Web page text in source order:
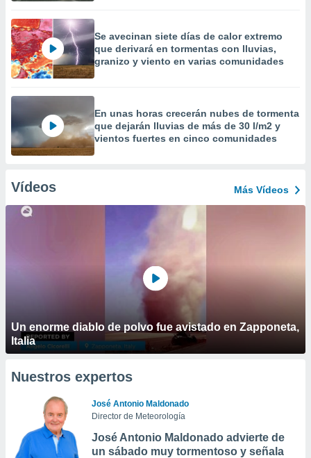
Se avecinan siete días de calor extremo
que derivará en tormentas con lluvias,
granizo y viento en varias comunidades
En unas horas crecerán nubes de tormenta
que dejarán lluvias de más de 30 l/m2 y
vientos fuertes en cinco comunidades
Vídeos Más Vídeos
Un enorme diablo de polvo fue avistado en Zapponeta,
Italia
Nuestros expertos
José Antonio Maldonado
Director de Meteorología
José Antonio Maldonado advierte de
un sábado muy tormentoso y señala